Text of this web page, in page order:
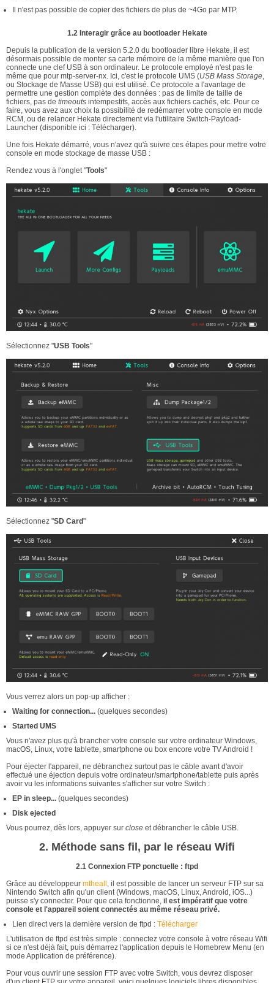
Il n'est pas possible de copier des fichiers de plus de ~4Go par MTP.
1.2 Interagir grâce au bootloader Hekate
Depuis la publication de la version 5.2.0 du bootloader libre Hekate, il est
désormais possible de monter sa carte mémoire de la même manière que l'on
connecte une clef USB à son ordinateur. Le protocole employé n'est pas le
même que pour mtp-server-nx. Ici, c'est le protocole UMS (USB Mass Storage,
ou Stockage de Masse USB) qui est utilisé. Ce protocole a l'avantage de
permettre une gestion complète des données : pas de limite de taille de
fichiers, pas de timeouts intempestifs, accès aux fichiers cachés, etc. Pour ce
faire, vous avez aux choix la possibilité de redémarrer votre console en mode
RCM, ou de relancer Hekate directement via l'utilitaire Switch-Payload-
Launcher (disponible ici : Télécharger).
Une fois Hekate démarré, vous n'avez qu'à suivre ces étapes pour mettre votre
console en mode stockage de masse USB :
Rendez vous à l'onglet "Tools"
Sélectionnez "USB Tools"
Sélectionnez "SD Card"
Vous verrez alors un pop-up afficher :
Waiting for connection... (quelques secondes)
Started UMS
Vous n'avez plus qu'à brancher votre console sur votre ordinateur Windows,
macOS, Linux, votre tablette, smartphone ou box encore votre TV Android !
Pour éjecter l'appareil, ne débranchez surtout pas le câble avant d'avoir
effectué une éjection depuis votre ordinateur/smartphone/tablette puis après
avoir vu les informations suivantes s'afficher sur votre Switch :
EP in sleep... (quelques secondes)
Disk ejected
Vous pourrez, dès lors, appuyer sur close et débrancher le câble USB.
2. Méthode sans fil, par le réseau Wifi
2.1 Connexion FTP ponctuelle : ftpd
Grâce au développeur mtheall , il est possible de lancer un serveur FTP sur sa
Nintendo Switch afin qu'un client (Windows, macOS, Linux, Android, iOS...)
puisse s'y connecter. Pour que cela fonctionne, il est impératif que votre
console et l'appareil soient connectés au même réseau privé.
Lien direct vers la dernière version de ftpd : Télécharger
L'utilisation de ftpd est très simple : connectez votre console à votre réseau Wifi
si ce n'est déjà fait, puis démarrez l'application depuis le Homebrew Menu (en
mode Application de préférence).
Pour vous ouvrir une session FTP avec votre Switch, vous devrez disposer